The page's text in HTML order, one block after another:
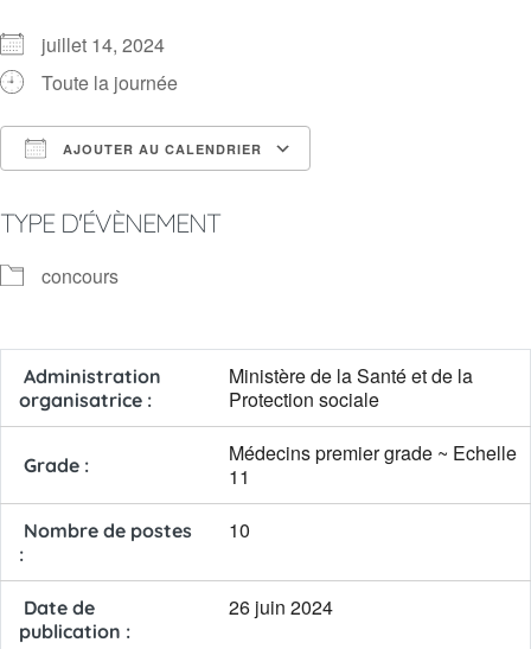
juillet 14, 2024
Toute la journée
AJOUTER AU CALENDRIER
TYPE D'ÉVÈNEMENT
concours
Administration
organisatrice :
Ministère de la Santé et de la
Protection sociale
Grade :
Médecins premier grade ~ Echelle
11
Nombre de postes
:
10
Date de
publication :
26 juin 2024